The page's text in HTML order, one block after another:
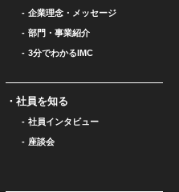
企業理念・メッセージ
部門・事業紹介
3分でわかるIMC
社員を知る
社員インタビュー
座談会